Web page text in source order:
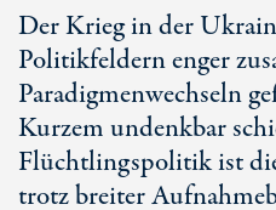
Der Krieg in der
Politikfeldern enger
Paradigmenwechseln
Kurzem undenkbar
Flüchtlingspolitik ist
trotz breiter